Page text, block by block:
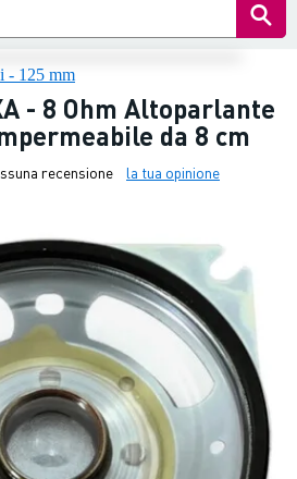
- 125 mm
- 8 Ohm Altoparlante
da 8 cm
recensione la tua opinione